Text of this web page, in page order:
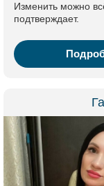
Изменить можно
подтверждает.